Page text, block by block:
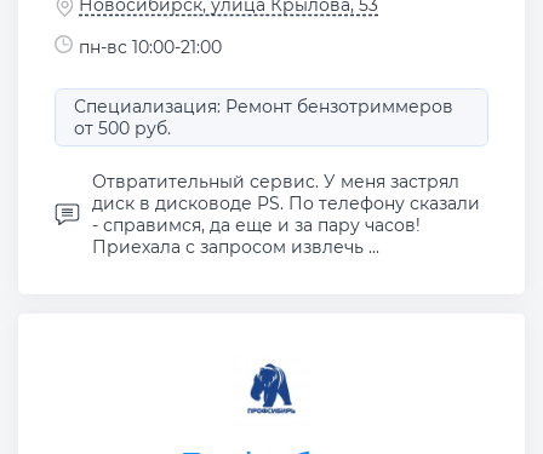
Новосибирск, улица Крылова, 53
пн-вс 10:00-21:00
Специализация: Ремонт бензотриммеров
от 500 руб.
Отвратительный сервис. У меня застрял
диск в дисководе PS. По телефону сказали
- справимся, да еще и за пару часов!
Приехала с запросом извлечь ...